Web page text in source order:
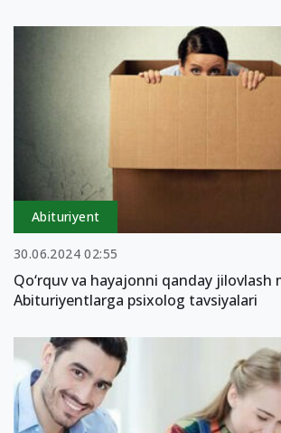
Abituriyent
30.06.2024 02:55
Qo‘rquv va hayajonni qanday jilovlash
Abituriyentlarga psixolog tavsiyalari